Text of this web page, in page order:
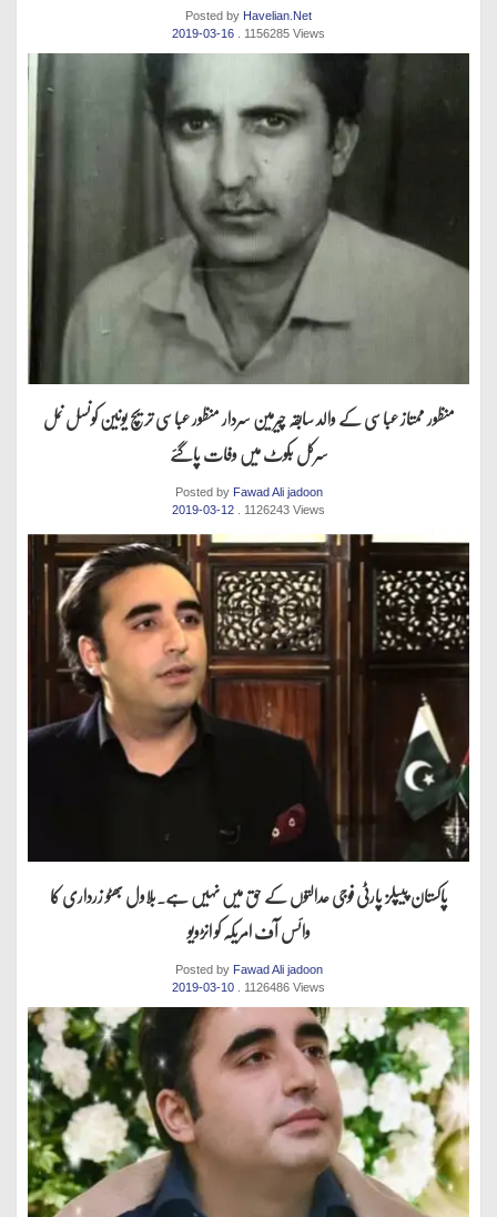
Posted by Havelian.Net
2019-03-16
. 1156285 Views
منظور ممتاز عباسی کے والد سابقہ چیرمین سردار منظور عباسی تریچ یونین کونسل نمل
سرکل بکوٹ میں وفات پاگئے
Posted by Fawad Ali jadoon
2019-03-12
. 1126243 Views
پاکستان پیپلز پارٹی فوجی عدالتوں کے حق میں نہیں ہے.بلاول بھٹو زرداری کا
وائس آف امریکہ کو انڑویو
Posted by Fawad Ali jadoon
2019-03-10
. 1126486 Views